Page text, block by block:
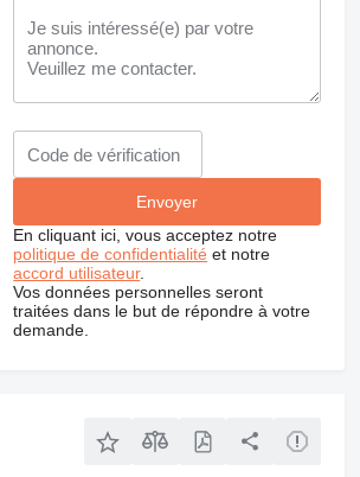
En cliquant ici, vous acceptez notre
politique de confidentialité et notre
accord utilisateur.
Vos données personnelles seront
traitées dans le but de répondre à votre
demande.